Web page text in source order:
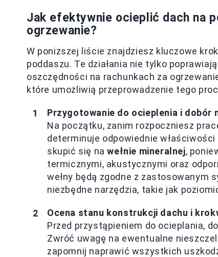
Jak efektywnie ocieplić dach na
ogrzewanie?
W poniższej liście znajdziesz kluczowe
poddaszu. Te działania nie tylko
oszczędności na rachunkach za
które umożliwią przeprowadzenie tego
Przygotowanie do ocieplenia i dobór
Na początku, zanim rozpoczniesz
determinuje odpowiednie
skupić się na wełnie mineralnej,
termicznymi, akustycznymi oraz
wełny będą zgodne z zastosowanym
niezbędne narzędzia, takie jak
Ocena stanu konstrukcji dachu i
Przed przystąpieniem do ocieplania,
Zwróć uwagę na ewentualne
zapomnij naprawić wszystkich